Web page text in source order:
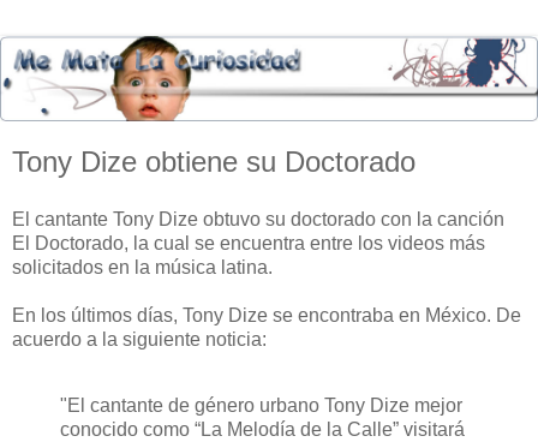
Tony Dize obtiene su Doctorado
El cantante Tony Dize obtuvo su doctorado con la canción
El Doctorado, la cual se encuentra entre los videos más
solicitados en la música latina.
En los últimos días, Tony Dize se encontraba en México. De
acuerdo a la siguiente noticia:
"El cantante de género urbano Tony Dize mejor
conocido como “La Melodía de la Calle” visitará